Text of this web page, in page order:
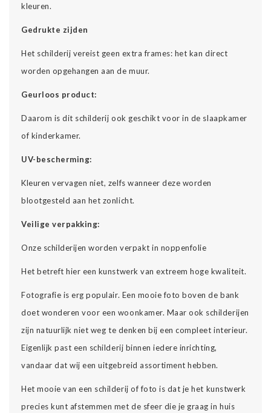
kleuren.
Gedrukte zijden
Het schilderij vereist geen extra frames: het kan direct
worden opgehangen aan de muur.
Geurloos product:
Daarom is dit schilderij ook geschikt voor in de slaapkamer
of kinderkamer.
UV-bescherming:
Kleuren vervagen niet, zelfs wanneer deze worden
blootgesteld aan het zonlicht.
Veilige verpakking:
Onze schilderijen worden verpakt in noppenfolie
Het betreft hier een kunstwerk van extreem hoge kwaliteit.
Fotografie is erg populair. Een mooie foto boven de bank
doet wonderen voor een woonkamer. Maar ook schilderijen
zijn natuurlijk niet weg te denken bij een compleet interieur.
Eigenlijk past een schilderij binnen iedere inrichting,
vandaar dat wij een uitgebreid assortiment hebben.
Het mooie van een schilderij of foto is dat je het kunstwerk
precies kunt afstemmen met de sfeer die je graag in huis